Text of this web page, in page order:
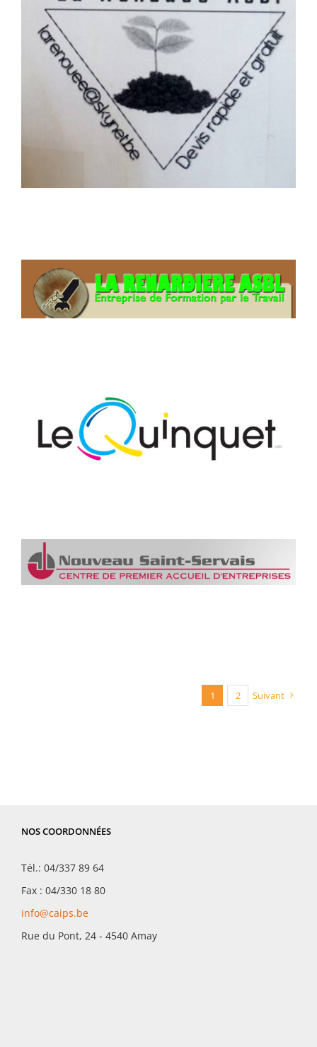
1 2 Suivant
NOS COORDONNÉES
Tél.: 04/337 89 64
Fax : 04/330 18 80
info@caips.be
Rue du Pont, 24 - 4540 Amay